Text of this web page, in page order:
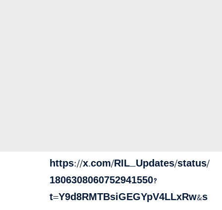
https://x.com/RIL_Updates/status/
1806308060752941550?
t=Y9d8RMTBsiGEGYpV4LLxRw&s